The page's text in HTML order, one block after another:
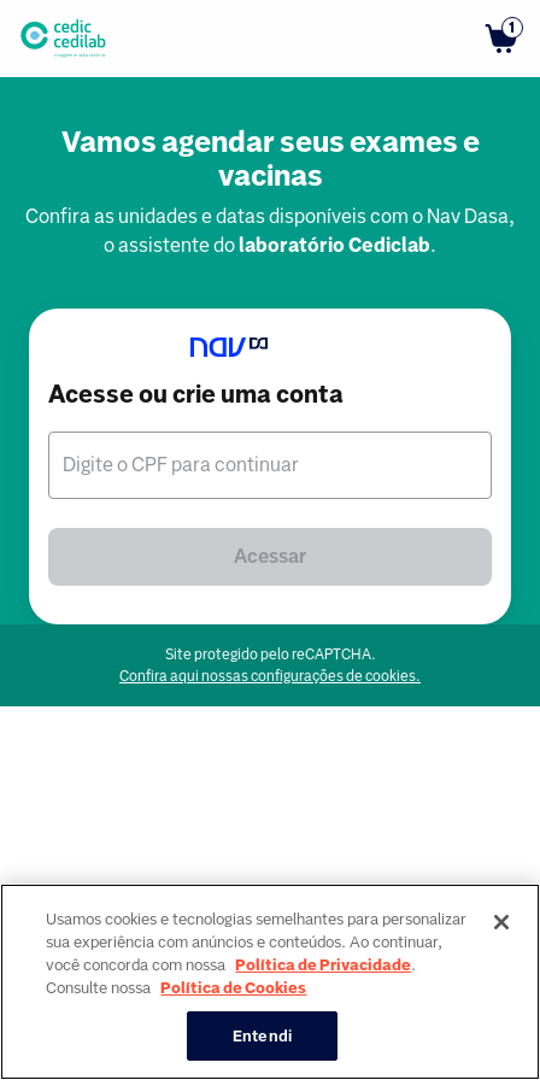
1
Vamos agendar seus exames e
vacinas
Confira as unidades e datas disponíveis com o Nav Dasa,
o assistente dolaboratório Cediclab.
Acesse ou crie uma conta
Digite o CPF para continuar
Acessar
Site protegido pelo reCAPTCHA.
Confira aqui nossas configurações de cookies.
Usamos cookies e tecnologias semelhantes para personalizar
sua experiência com anúncios e conteúdos. Ao continuar,
você concorda com nossa Política de Privacidade.
Consulte nossa Política de Cookies
Entendi